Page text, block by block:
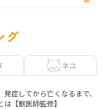
グ
ネコ
症してから亡くなるまで、
【獣医師監修】